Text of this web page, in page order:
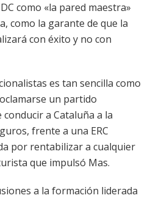
como «la pared maestra»
como la garante de que la
con éxito y no con
es tan sencilla como
un partido
a Cataluña a la
frente a una ERC
por rentabilizar a cualquier
que impulsó Mas.
a la formación liderada